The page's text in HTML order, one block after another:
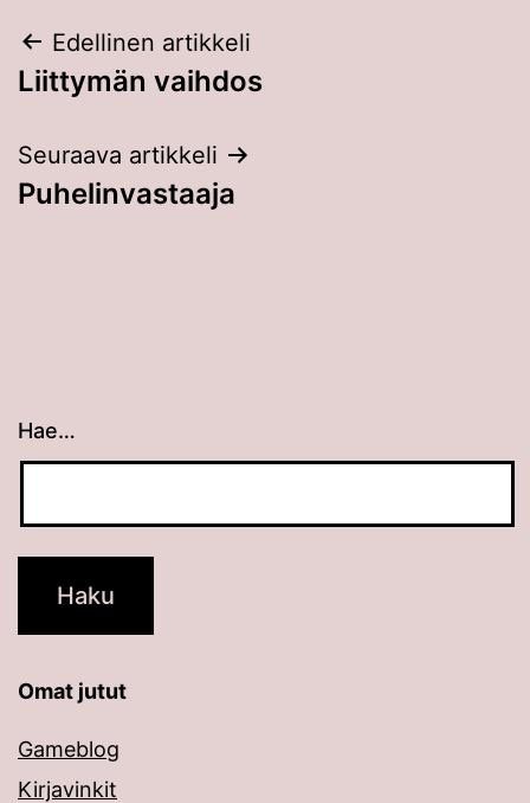
Artikkelien
selaus
Edellinen artikkeli
Liittymän vaihdos
Seuraava artikkeli
Puhelinvastaaja
Hae…
Kun tuloksia tulee, voit selata niitä
Omat jutut
Gameblog
Kirjavinkit